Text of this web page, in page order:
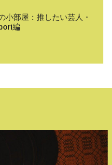
小部屋：推したい芸人・
編